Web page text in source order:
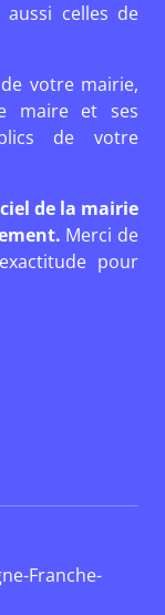
celles de
votre mairie,
maire et ses
de votre
de la mairie
Merci de
pour